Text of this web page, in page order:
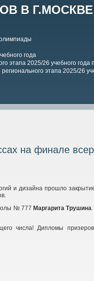
В Г.МОСКВЕ
года
этапа 2025/26 учебного года
этапа 2025/26
на финале
и дизайна прошло
№ 777 Маргарита Трушина
числа! Дипломы